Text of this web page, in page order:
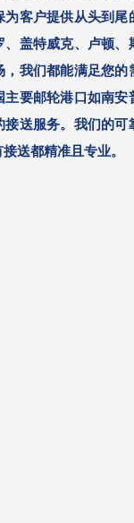
客户提供从头到尾
、盖特威克、卢顿、
我们都能满足您的
要邮轮港口如南安
送服务。我们的可
送都精准且专业。